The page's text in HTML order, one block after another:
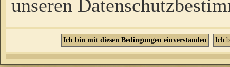
unseren